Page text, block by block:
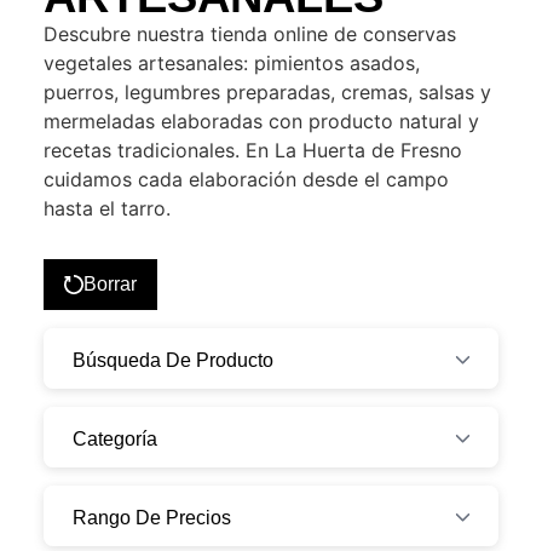
Descubre nuestra tienda online de conservas
vegetales artesanales: pimientos asados,
puerros, legumbres preparadas, cremas, salsas y
mermeladas elaboradas con producto natural y
recetas tradicionales. En La Huerta de Fresno
cuidamos cada elaboración desde el campo
hasta el tarro.
Búsqueda De Producto
Rango De Precios
Categoría
Borrar